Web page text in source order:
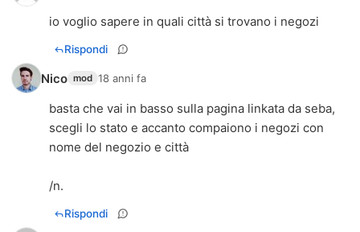
io voglio sapere in quali città si trovano i negozi
Rispondi
Nico mod 18 anni fa
basta che vai in basso sulla pagina linkata da seba,
scegli lo stato e accanto compaiono i negozi con
nome del negozio e città
/n.
Rispondi